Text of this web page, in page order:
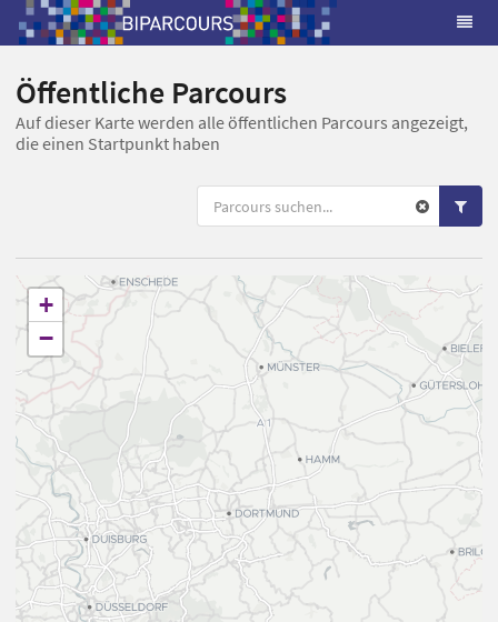
Öffentliche Parcours
Auf dieser Karte werden alle öffentlichen Parcours angezeigt,
die einen Startpunkt haben
+
−